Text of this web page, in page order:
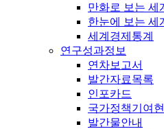
만화로 보는 세
한눈에 보는 세
세계경제통계
연구성과정보
연차보고서
발간자료목록
인포카드
국가정책기여
발간물안내